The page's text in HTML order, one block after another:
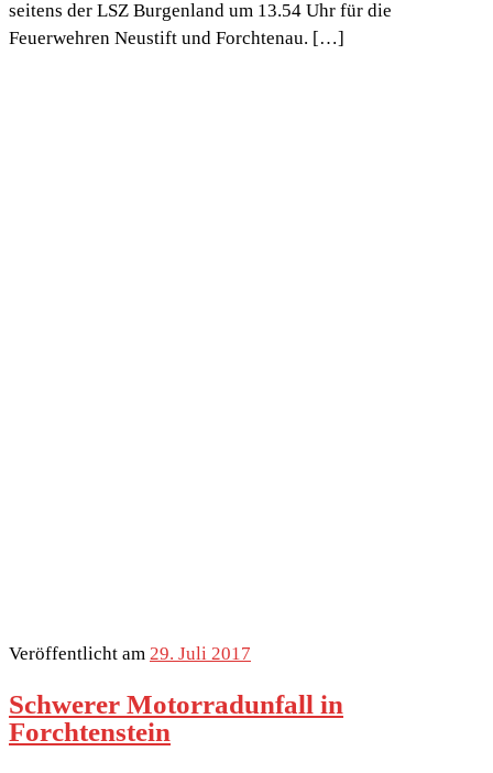
seitens der LSZ Burgenland um 13.54 Uhr für die
Feuerwehren Neustift und Forchtenau. […]
Veröffentlicht am 29. Juli 2017
Schwerer Motorradunfall in
Forchtenstein